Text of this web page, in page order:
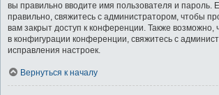
вы правильно вводите имя пользователя и пароль.
правильно, свяжитесь с администратором, чтобы
вам закрыт доступ к конференции. Также
в конфигурации конференции, свяжитесь с
исправления настроек.
Вернуться к началу